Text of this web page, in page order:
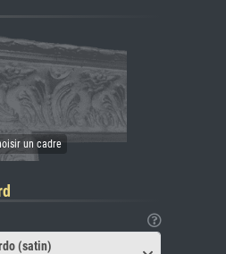
(satin)